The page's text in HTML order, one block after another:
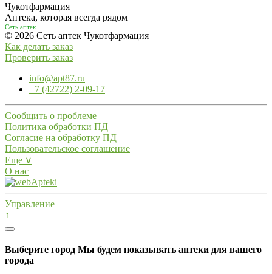
Чукотфармация
Аптека, которая всегда рядом
Сеть аптек
© 2026 Сеть аптек Чукотфармация
Как делать заказ
Проверить заказ
info@apt87.ru
+7 (42722) 2-09-17
Сообщить о проблеме
Политика обработки ПД
Согласие на обработку ПД
Пользовательское соглашение
Еще ∨
О нас
Управление
↑
Выберите город Мы будем показывать аптеки для вашего
города